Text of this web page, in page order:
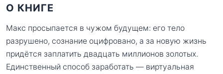
О КНИГЕ
Макс просыпается в чужом будущем: его тело
разрушено, сознание оцифровано, а за новую жизнь
придётся заплатить двадцать миллионов золотых.
Единственный способ заработать — виртуальная